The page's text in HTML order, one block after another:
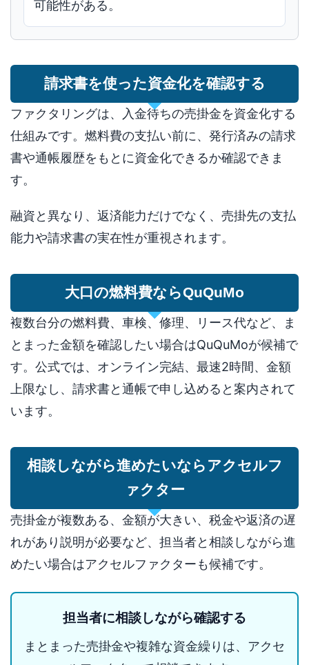
可能性がある。
請求書を使った資金化を確認する
ファクタリングは、入金待ちの売掛金を資金化する
仕組みです。燃料費の支払い前に、発行済みの請求
書や通帳履歴をもとに資金化できるか確認できま
す。
融資と異なり、返済能力だけでなく、売掛先の支払
能力や請求書の実在性が重視されます。
大口の燃料費ならQuQuMo
複数台分の燃料費、車検、修理、リース代など、ま
とまった金額を確認したい場合はQuQuMoが候補で
す。公式では、オンライン完結、最速2時間、金額
上限なし、請求書と通帳で申し込めると案内されて
います。
相談しながら進めたいならアクセルフ
ァクター
売掛金が複数ある、金額が大きい、税金や返済の遅
れがあり説明が必要など、担当者と相談しながら進
めたい場合はアクセルファクターも候補です。
担当者に相談しながら確認する
まとまった売掛金や複雑な資金繰りは、アクセ